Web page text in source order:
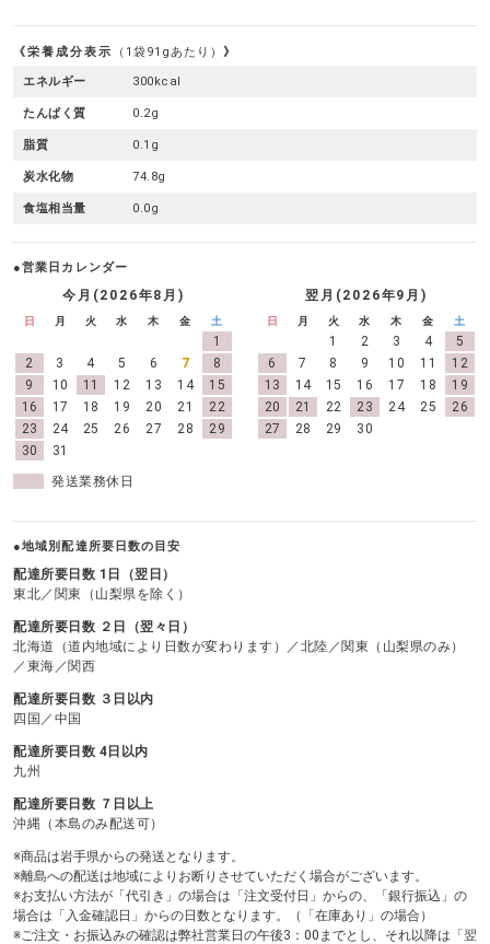
栄養成分表示 （1袋91gあたり）
エネルギー 300kcal
たんぱく質 0.2g
脂質 0.1g
炭水化物 74.8g
食塩相当量 0.0g
●営業日カレンダー
今月(2026年8月)
日 月 火 水 木 金 土
1
2
3 4 5 6 7
8
9
10 11 12 13 14
15
16
17 18 19 20 21
22
23
24 25 26 27 28
29
30
31
翌月(2026年9月)
日 月 火 水 木 金 土
1 2 3 4
5
6
7 8 9 10 11
12
13
14 15 16 17 18
19
20
21 22 23 24 25
26
27
28 29 30
発送業務休日
●地域別配達所要日数の目安
配達所要日数 1日（翌日）
東北／関東（山梨県を除く）
配達所要日数 ２日（翌々日）
北海道（道内地域により日数が変わります）／北陸／関東（山梨県のみ）
／東海／関西
配達所要日数 ３日以内
四国／中国
配達所要日数 4日以内
九州
配達所要日数 ７日以上
沖縄（本島のみ配送可）
※商品は岩手県からの発送となります。
※離島への配送は地域によりお断りさせていただく場合がございます。
※お支払い方法が「代引き」の場合は「注文受付日」からの、「銀行振込」の
場合は「入金確認日」からの日数となります。（「在庫あり」の場合）
※ご注文・お振込みの確認は弊社営業日の午後3：00までとし、それ以降は「翌